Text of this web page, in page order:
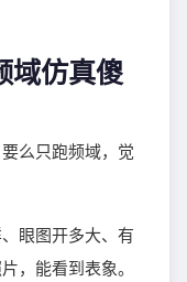
域仿真傻
么只跑频域，觉
眼图开多大、有
，能看到表象。